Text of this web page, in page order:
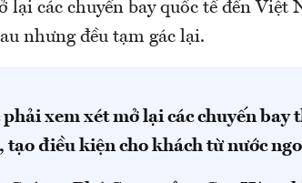
lại các chuyến bay quốc tế đến Việt
nhưng đều tạm gác lại.
xem xét mở lại các chuyến bay
tạo điều kiện cho khách từ nước